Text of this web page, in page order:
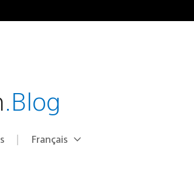
.Blog
Choisir
Région
Français